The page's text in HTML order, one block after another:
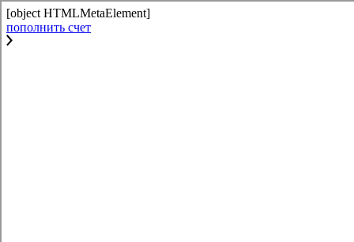
[object HTMLMetaElement]
пополнить счет